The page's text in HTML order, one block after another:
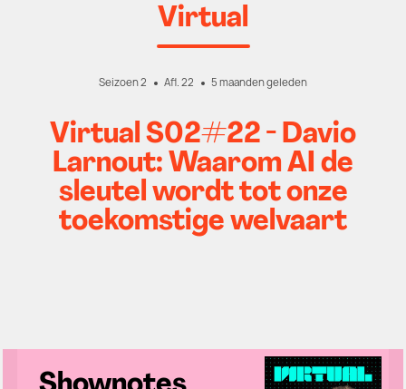
Virtual
Seizoen 2 Afl. 22 5 maanden geleden
Virtual S02#22 - Davio
Larnout: Waarom AI de
sleutel wordt tot onze
toekomstige welvaart